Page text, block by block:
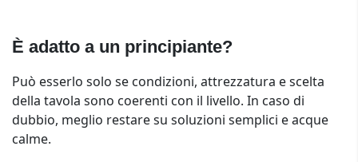
È adatto a un principiante?
Può esserlo solo se condizioni, attrezzatura e scelta
della tavola sono coerenti con il livello. In caso di
dubbio, meglio restare su soluzioni semplici e acque
calme.